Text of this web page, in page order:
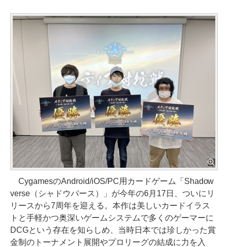
CygamesのAndroid/iOS/PC用カードゲーム「Shadow
verse（シャドウバース）」が今年の6月17日、ついにリ
リースから7周年を迎える。本作は美しいカードイラス
トと手軽かつ奥深いゲームシステムで多くのゲーマーに
DCGという存在を知らしめ、当時日本では珍しかった賞
金制のトーナメント展開やプロリーグの結成に力を入